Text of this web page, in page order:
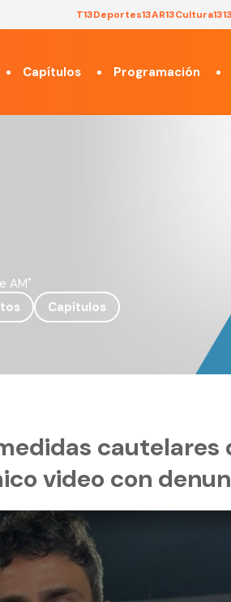
T13Deportes13AR13Cultura13
Capítulos Programación
AM"
Capítulos
cautelares
video con